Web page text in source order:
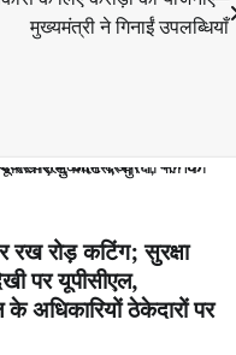
मुख्यमंत्री ने गिनाईं उपलब्धियाँ
रख रोड़ कटिंग; सुरक्षा
पर यूपीसीएल,
अधिकारियों ठेकेदारों पर